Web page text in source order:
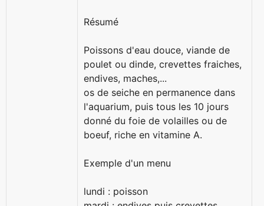
Résumé
Poissons d'eau douce, viande de
poulet ou dinde, crevettes fraiches,
endives, maches,...
os de seiche en permanence dans
l'aquarium, puis tous les 10 jours
donné du foie de volailles ou de
boeuf, riche en vitamine A.
Exemple d'un menu
lundi : poisson